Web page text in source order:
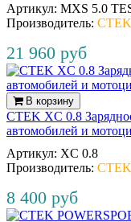
Артикул: MXS 5.0
Производитель: CTEK
21 960 руб
В корзину
CTEK XC 0.8
автомобилей и
Артикул: XC 0.8
Производитель: CTEK
8 400 руб